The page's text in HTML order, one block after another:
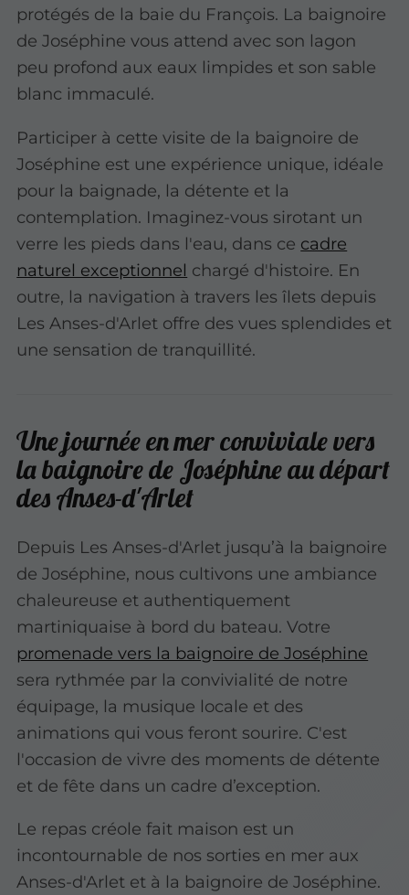
protégés de la baie du François. La baignoire
de Joséphine vous attend avec son lagon
peu profond aux eaux limpides et son sable
blanc immaculé.
Participer à cette visite de la baignoire de
Joséphine est une expérience unique, idéale
pour la baignade, la détente et la
contemplation. Imaginez-vous sirotant un
verre les pieds dans l'eau, dans ce cadre
naturel exceptionnel chargé d'histoire. En
outre, la navigation à travers les îlets depuis
Les Anses-d'Arlet offre des vues splendides et
une sensation de tranquillité.
Une journée en mer conviviale vers
la baignoire de Joséphine au départ
des Anses-d'Arlet
Depuis Les Anses-d'Arlet jusqu’à la baignoire
de Joséphine, nous cultivons une ambiance
chaleureuse et authentiquement
martiniquaise à bord du bateau. Votre
promenade vers la baignoire de Joséphine
sera rythmée par la convivialité de notre
équipage, la musique locale et des
animations qui vous feront sourire. C'est
l'occasion de vivre des moments de détente
et de fête dans un cadre d’exception.
Le repas créole fait maison est un
incontournable de nos sorties en mer aux
Anses-d'Arlet et à la baignoire de Joséphine.